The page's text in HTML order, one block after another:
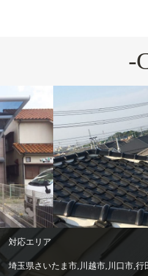
-
-施
対応エリア
埼玉県さいたま市,川越市,川口市,行